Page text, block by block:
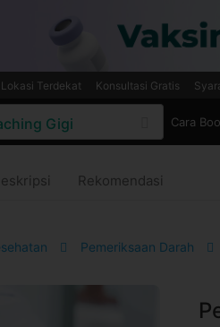
Terdekat Konsultasi Gratis
Cara
Rekomendasi
Pemeriksaan Darah